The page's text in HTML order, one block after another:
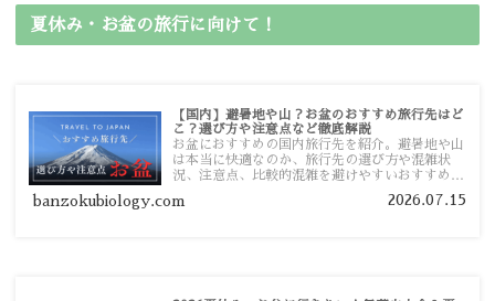
夏休み・お盆の旅行に向けて！
【国内】避暑地や山？お盆のおすすめ旅行先はど
こ？選び方や注意点など徹底解説
お盆におすすめの国内旅行先を紹介。避暑地や山
は本当に快適なのか、旅行先の選び方や混雑状
況、注意点、比較的混雑を避けやすいおすすめス
す。
banzokubiology.com 2026.07.15